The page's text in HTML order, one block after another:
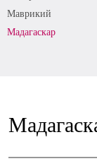
Маврикий
Мадагаскар